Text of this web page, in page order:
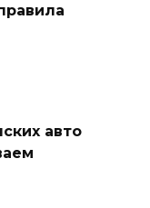
авто